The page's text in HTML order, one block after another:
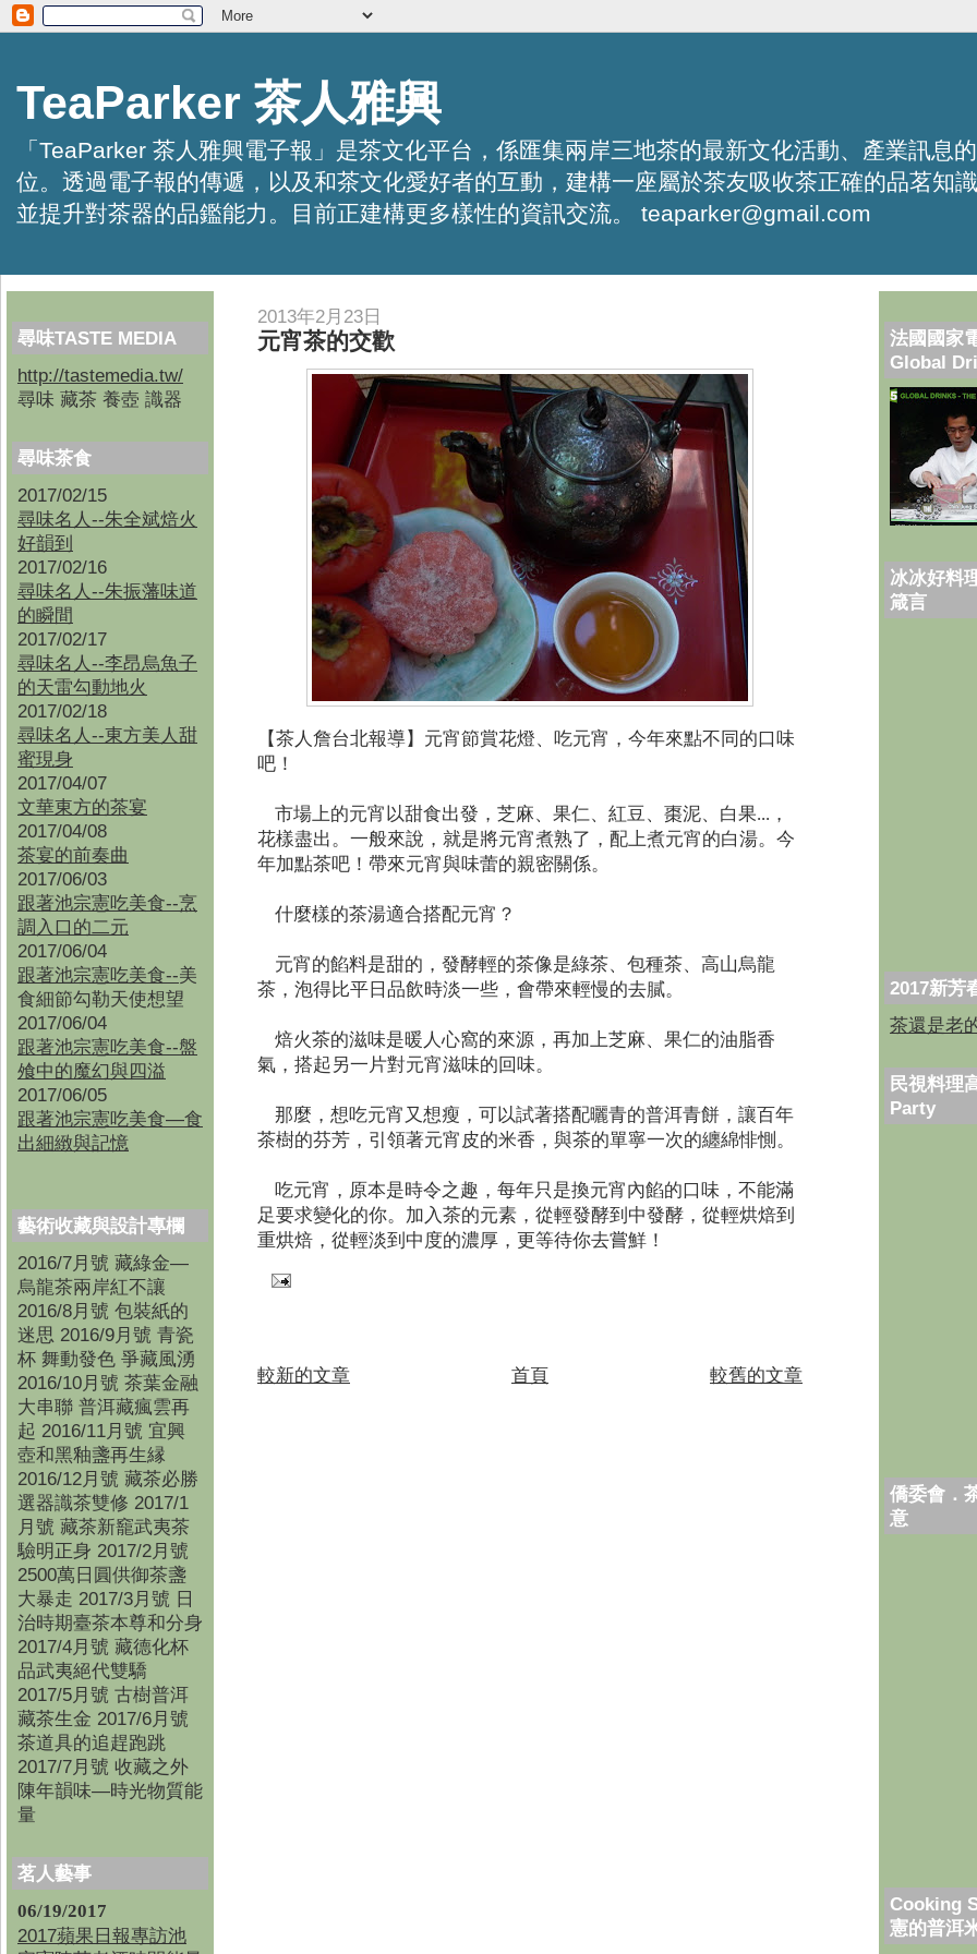
TeaParker 茶人雅興
「TeaParker 茶人雅興電子報」是茶文化平台，係匯集兩岸三地茶的最新文化活動、產業訊息
位。透過電子報的傳遞，以及和茶文化愛好者的互動，建構一座屬於茶友吸收茶正確的品茗知
並提升對茶器的品鑑能力。目前正建構更多樣性的資訊交流。 teaparker@gmail.com
尋味TASTE MEDIA
http://tastemedia.tw/
尋味 藏茶 養壺 識器
尋味茶食
2017/02/15
尋味名人--朱全斌焙火
好韻到
2017/02/16
尋味名人--朱振藩味道
的瞬間
2017/02/17
尋味名人--李昂烏魚子
的天雷勾動地火
2017/02/18
尋味名人--東方美人甜
蜜現身
2017/04/07
文華東方的茶宴
2017/04/08
茶宴的前奏曲
2017/06/03
跟著池宗憲吃美食--烹
調入口的二元
2017/06/04
跟著池宗憲吃美食--美
食細節勾勒天使想望
2017/06/04
跟著池宗憲吃美食--盤
飧中的魔幻與四溢
2017/06/05
跟著池宗憲吃美食—食
出細緻與記憶
藝術收藏與設計專欄
2016/7月號 藏綠金—
烏龍茶兩岸紅不讓
2016/8月號 包裝紙的
迷思 2016/9月號 青瓷
杯 舞動發色 爭藏風湧
2016/10月號 茶葉金融
大串聯 普洱藏瘋雲再
起 2016/11月號 宜興
壺和黑釉盞再生縁
2016/12月號 藏茶必勝
選器識茶雙修 2017/1
月號 藏茶新竉武夷茶
驗明正身 2017/2月號
2500萬日圓供御茶盞
大暴走 2017/3月號 日
治時期臺茶本尊和分身
2017/4月號 藏德化杯
品武夷絕代雙驕
2017/5月號 古樹普洱
藏茶生金 2017/6月號
茶道具的追趕跑跳
2017/7月號 收藏之外
陳年韻味—時光物質能
量
茗人藝事
06/19/2017
2017蘋果日報專訪池
2013年2月23日
元宵茶的交歡
【茶人詹台北報導】 元宵節賞花燈、吃元宵，今年來點不同的口味
吧！
市場上的元宵以甜食出發，芝麻、果仁、紅豆、棗泥、白果...，
花樣盡出。一般來說，就是將元宵煮熟了，配上煮元宵的白湯。今
年加點茶吧！帶來元宵與味蕾的親密關係。
什麼樣的茶湯適合搭配元宵？
元宵的餡料是甜的，發酵輕的茶像是綠茶、包種茶、高山烏龍
茶，泡得比平日品飲時淡一些，會帶來輕慢的去膩。
焙火茶的滋味是暖人心窩的來源，再加上芝麻、果仁的油脂香
氣，搭起另一片對元宵滋味的回味。
那麼，想吃元宵又想瘦，可以試著搭配曬青的普洱青餅，讓百年
茶樹的芬芳，引領著元宵皮的米香，與茶的單寧一次的纏綿悱惻。
吃元宵，原本是時令之趣，每年只是換元宵內餡的口味，不能滿
足要求變化的你。加入茶的元素，從輕發酵到中發酵，從輕烘焙到
重烘焙，從輕淡到中度的濃厚，更等待你去嘗鮮！
較新的文章 較舊的文章
首頁
法國國家
Global
冰冰好料
箴言
2017新芳
茶還是老
民視料理
Party
僑委會．
意
Cooking
憲的普洱